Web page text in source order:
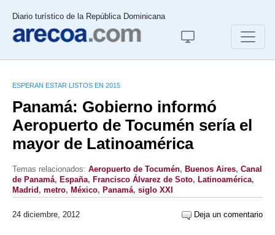
Diario turístico de la República Dominicana
ESPERAN ESTAR LISTOS EN 2015
Panamá: Gobierno informó
Aeropuerto de Tocumén sería el
mayor de Latinoamérica
Temas relacionados: Aeropuerto de Tocumén, Buenos Aires, Canal
de Panamá, España, Francisco Álvarez de Soto, Latinoamérica,
Madrid , metro, México, Panamá, siglo XXI
24 diciembre, 2012 Deja un comentario